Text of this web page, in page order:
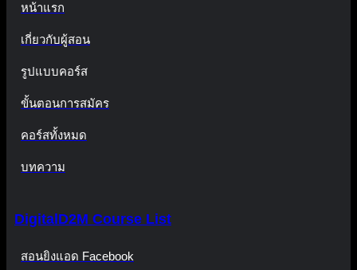
หน้าแรก
เกี่ยวกับผู้สอน
รูปแบบคอร์ส
ขั้นตอนการสมัคร
คอร์สทั้งหมด
บทความ
DigitalD2M Course List
สอนยิงแอด Facebook